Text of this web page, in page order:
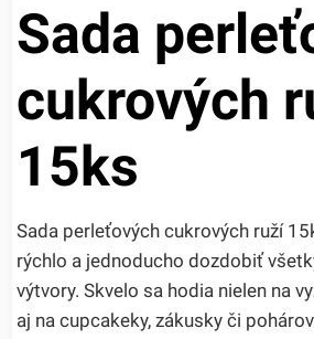
Sada
cukrových
15ks
Sada perleťových cukrových ruží
rýchlo a jednoducho dozdobiť
výtvory. Skvelo sa hodia nielen na
aj na cupcakeky, zákusky či